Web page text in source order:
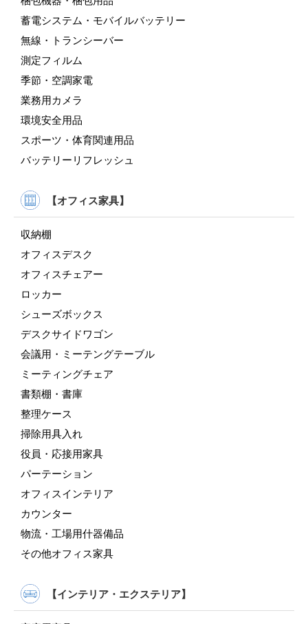
蓄電システム・モバイルバッテリー
無線・トランシーバー
測定フィルム
季節・空調家電
業務用カメラ
環境安全用品
スポーツ・体育関連用品
バッテリーリフレッシュ
【オフィス家具】
収納棚
オフィスデスク
オフィスチェアー
ロッカー
シューズボックス
デスクサイドワゴン
会議用・ミーテングテーブル
ミーティングチェア
書類棚・書庫
整理ケース
掃除用具入れ
役員・応接用家具
パーテーション
オフィスインテリア
カウンター
物流・工場用什器備品
その他オフィス家具
【インテリア・エクステリア】